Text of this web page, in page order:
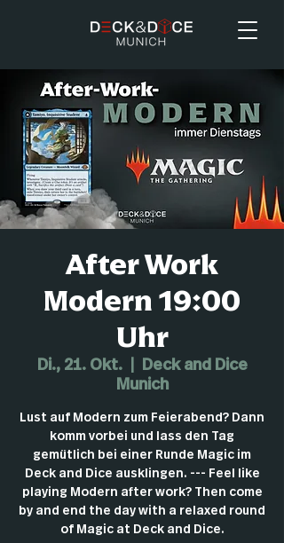
After Work
Modern 19:00
Uhr
Di., 21. Okt.
  |
Deck and Dice
Munich
Lust auf Modern zum Feierabend? Dann
komm vorbei und lass den Tag
gemütlich bei einer Runde Magic im
Deck and Dice ausklingen. --- Feel like
playing Modern after work? Then come
by and end the day with a relaxed round
of Magic at Deck and Dice.